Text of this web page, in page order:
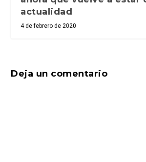
actualidad
4 de febrero de 2020
Deja un comentario